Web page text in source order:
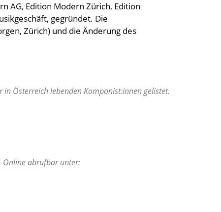
AG, Edition Modern Zürich, Edition
gegründet. Die
Zürich) und die Änderung des
Österreich lebenden Komponist:innen gelistet.
Online abrufbar unter: